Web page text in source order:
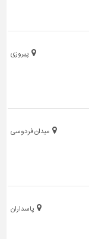
پیروزی
میدان فردوسی
پاسداران